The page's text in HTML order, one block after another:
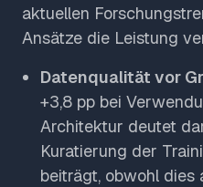
aktuellen
Ansätze die Leistung
Datenqualität vor
+3,8 pp bei
Architektur deutet
Kuratierung der
beiträgt, obwohl dies